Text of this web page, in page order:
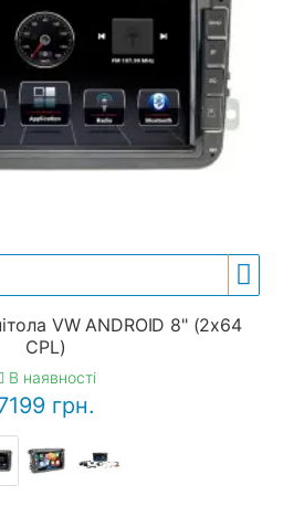
VW ANDROID 8" (2x64
CPL)
В наявності
грн.